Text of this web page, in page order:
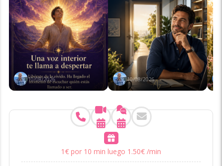
10/08/2026 10/08/2026
1€ por 10 min luego 1 .50€ /min